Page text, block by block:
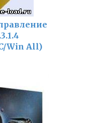
Win All)